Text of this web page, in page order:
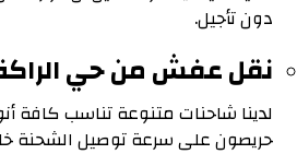
دون تأجيل.
نقل عفش من حي الراكة
لدينا شاحنات متنوعة تناسب كافة
حريصون على سرعة توصيل الشحنة